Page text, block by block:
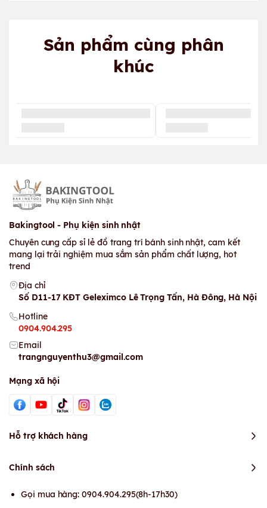
Sản phẩm cùng phân
khúc
Bakingtool - Phụ kiện sinh nhật
Chuyên cung cấp sỉ lẻ đồ trang trí bánh sinh nhật, cam kết
mang lại trải nghiệm mua sắm sản phẩm chất lượng, hot
trend
Địa chỉ
Số D11-17 KĐT Geleximco Lê Trọng Tấn, Hà Đông, Hà Nội
Hotline
0904.904.295
Email
trangnguyenthu3@gmail.com
Mạng xã hội
Hỗ trợ khách hàng
Chính sách
Gọi mua hàng: 0904.904.295(8h-17h30)